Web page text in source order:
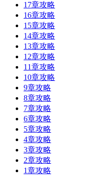
17章攻略
16章攻略
15章攻略
14章攻略
13章攻略
12章攻略
11章攻略
10章攻略
9章攻略
8章攻略
7章攻略
6章攻略
5章攻略
4章攻略
3章攻略
2章攻略
1章攻略